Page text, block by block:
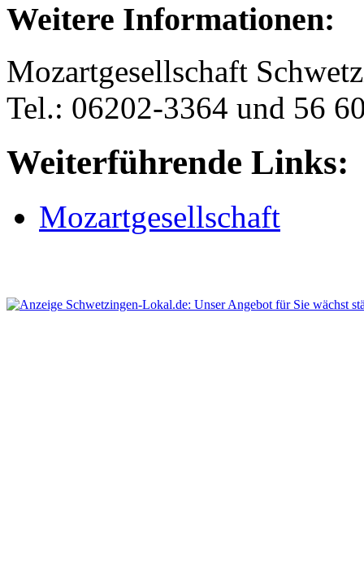
Weitere Informationen:
Mozartgesellschaft
Tel.: 06202-3364 und 56
Weiterführende Links:
Mozartgesellschaft